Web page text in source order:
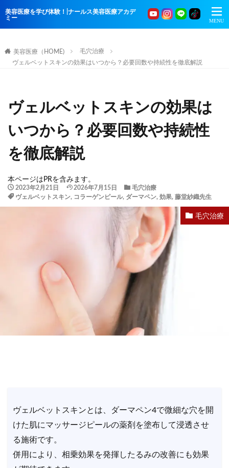
美容医療を学び体験！|ナールス美容医療アカデ
ミー
美容医療（HOME)
毛穴治療
ヴェルベットスキンの効果はいつから？必要回数や持続性を徹底解説
ヴェルベットスキンの効果は
いつから？必要回数や持続性
を徹底解説
本ページはPRを含みます。
2023年2月21日 2026年7月15日
毛穴治療
ヴェルベットスキン, コラーゲンピール, ダーマペン, 効果, 藤堂紗織先生
毛穴治療
ヴェルベットスキンとは、ダーマペン4で微細な穴を開
けた肌にマッサージピールの薬剤を塗布して浸透させ
る施術です。
併用により、相乗効果を発揮したるみの改善にも効果